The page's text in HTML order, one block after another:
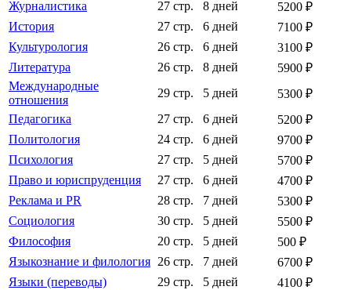
Журналистика 27 стр. 8 дней
5200 ₽
История
27 стр. 6 дней
7100 ₽
Культурология
26 стр. 6 дней
3100 ₽
Литература
26 стр. 8 дней
5900 ₽
Международные
отношения
29 стр. 5 дней
5300 ₽
Педагогика
27 стр. 6 дней
5200 ₽
Политология
24 стр. 6 дней
9700 ₽
Психология
27 стр. 5 дней
5700 ₽
Право и юриспруденция
27 стр. 6 дней
4700 ₽
Реклама и PR
28 стр. 7 дней
5300 ₽
Социология
30 стр. 5 дней
5500 ₽
Философия
20 стр. 5 дней
500 ₽
Языкознание и филология 26 стр. 7 дней
6700 ₽
Языки (переводы)
29 стр. 5 дней
4100 ₽